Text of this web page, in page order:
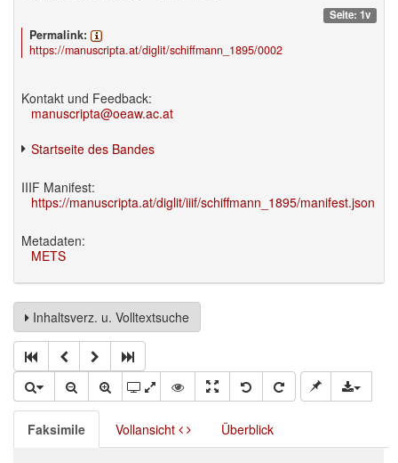
Seite: 1v
Permalink:
https://manuscripta.at/diglit/schiffmann_1895/0002
Kontakt und Feedback:
manuscripta@oeaw.ac.at
Startseite des Bandes
IIIF Manifest:
https://manuscripta.at/diglit/iiif/schiffmann_1895/manifest.json
Metadaten:
METS
Inhaltsverz. u. Volltextsuche
Faksimile Vollansicht Überblick